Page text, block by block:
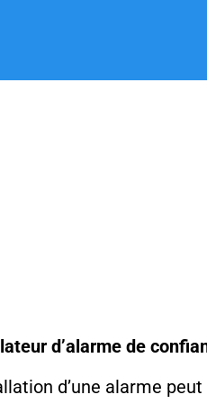
d’alarme de
d’une alarme peut